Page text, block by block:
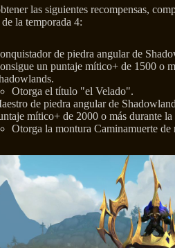
las siguientes recompensas,
la temporada 4:
de piedra angular de
un puntaje mítico+ de 1500 o
Otorga el título "el Velado".
de piedra angular de
mítico+ de 2000 o más durante
Otorga la montura Caminamuerte de